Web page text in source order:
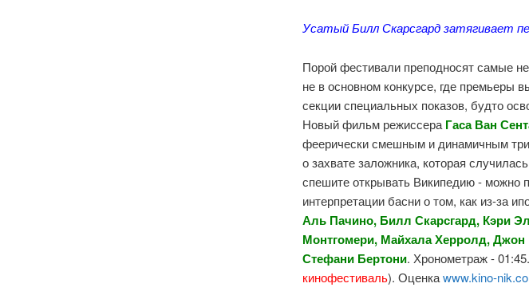
Усатый Билл Скарсгард затягивает
Порой фестивали преподносят самые
не в основном конкурсе, где премьеры
секции специальных показов, будто
Новый фильм режиссера Гаса Ван
феерически смешным и динамичным
о захвате заложника, которая
спешите открывать Википедию - можно
интерпретации басни о том, как из-за
Аль Пачино, Билл Скарсгард, Кэри
Монтгомери, Майхала Херролд,
Стефани Бертони. Хронометраж -
кинофестиваль). Оценкаwww.kino-